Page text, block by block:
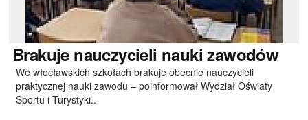
Brakujenauczycieli nauki zawodów
We włocławskich szkołach brakuje obecnie nauczycieli
praktycznej nauki zawodu – poinformował Wydział Oświaty
Sportu i Turystyki..